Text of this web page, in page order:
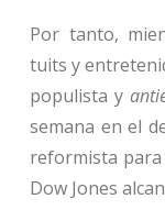
Por tanto,
tuits y
populista y
semana en el
reformista
Dow Jones